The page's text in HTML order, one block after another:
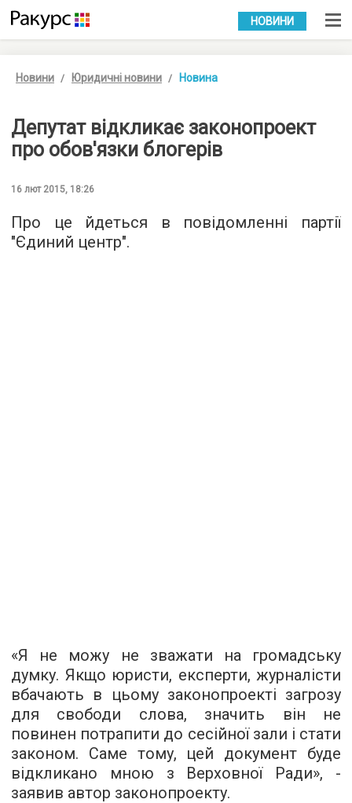
УКР РУС
НОВИНИ
Новини Юридичні новини Новина
Депутат відкликає законопроект
про обов'язки блогерів
16 лют 2015, 18:26
Про це йдеться в повідомленні партії
"Єдиний центр".
«Я не можу не зважати на громадську
думку. Якщо юристи, експерти, журналісти
вбачають в цьому законопроекті загрозу
для свободи слова, значить він не
повинен потрапити до сесійної зали і стати
законом. Саме тому, цей документ буде
відкликано мною з Верховної Ради», -
заявив автор законопроекту.